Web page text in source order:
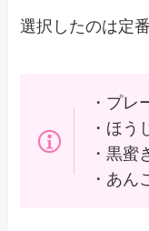
選択したのは定
・プレ
・ほう
・黒蜜
・あん